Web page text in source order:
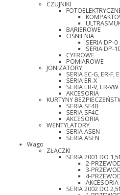
CZUJNIKI
BARIEROWE
CIŚNIENIA
SERIA DP-0
SERIA DP-
CYFROWE
POMIAROWE
JONIZATORY
SERIA EC-G, ER-F,
SERIA ER-X
SERIA ER-V, ER-VW
AKCESORIA
KURTYNY
SERIA SF4B
SERIA SF4C
AKCESORIA
WENTYLATORY
SERIA ASEN
SERIA ASFN
Wago
ZŁĄCZKI
SERIA 2001 DO
2-
3-
4-
AKCESORIA
SERIA 2002 DO